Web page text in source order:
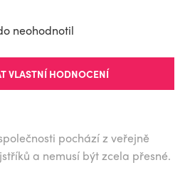
neohodnotil
VLASTNÍ HODNOCENÍ
pochází z veřejně
a nemusí být zcela přesné.